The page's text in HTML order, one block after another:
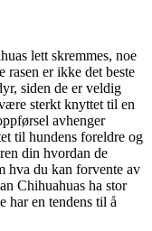
lett skremmes, noe
rasen er ikke det beste
siden de er veldig
sterkt knyttet til en
avhenger
til hundens foreldre og
din hvordan de
hva du kan forvente av
Chihuahuas ha stor
har en tendens til å